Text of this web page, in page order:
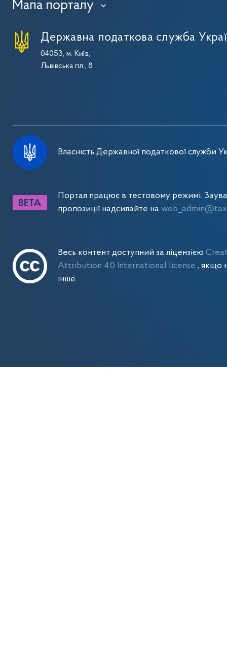
Мапа порталу ›
Державна податкова служба
04053, м. Київ,
Львівська пл., 8
Власність Державної податкової служби
Портал працює в тестовому режимі.
пропозиції надсилайте на
Весь контент доступний за ліцензією
Attribution 4.0 International license, якщо
інше.